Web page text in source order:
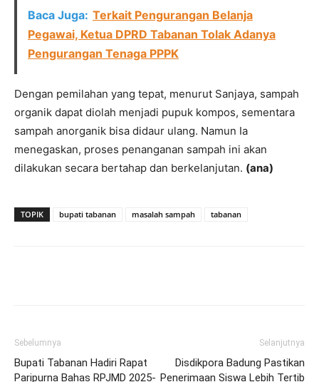
Baca Juga: Terkait Pengurangan Belanja
Pegawai, Ketua DPRD Tabanan Tolak Adanya
Pengurangan Tenaga PPPK
Dengan pemilahan yang tepat, menurut Sanjaya, sampah
organik dapat diolah menjadi pupuk kompos, sementara
sampah anorganik bisa didaur ulang. Namun Ia
menegaskan, proses penanganan sampah ini akan
dilakukan secara bertahap dan berkelanjutan. (ana)
TOPIK bupati tabanan masalah sampah tabanan
Sebelumnya
Bupati Tabanan Hadiri Rapat
Paripurna Bahas RPJMD 2025-
Selanjutnya
Disdikpora Badung Pastikan
Penerimaan Siswa Lebih Tertib